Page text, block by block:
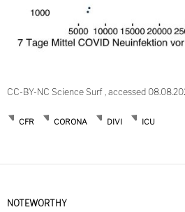
CC-BY-NC Science Surf , accessed
CFR CORONA DIVI ICU
NOTEWORTHY